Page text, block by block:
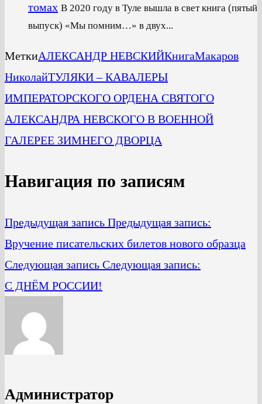
томах В 2020 году в Туле вышла в свет книга (пятый
выпуск) «Мы помним…» в двух...
МеткиАЛЕКСАНДР НЕВСКИЙКнигаМакаров
НиколайТУЛЯКИ – КАВАЛЕРЫ
ИМПЕРАТОРСКОГО ОРДЕНА СВЯТОГО
АЛЕКСАНДРА НЕВСКОГО В ВОЕННОЙ
ГАЛЕРЕЕ ЗИМНЕГО ДВОРЦА
Навигация по записям
Предыдущая запись Предыдущая запись:
Вручение писательских билетов нового образца
Следующая запись Следующая запись:
С ДНЁМ РОССИИ!
Администратор